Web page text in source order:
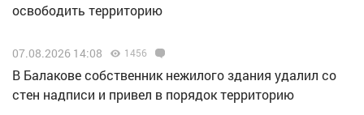
освободить территорию
07.08.2026 14:08 1456
В Балакове собственник нежилого здания удалил со
стен надписи и привел в порядок территорию